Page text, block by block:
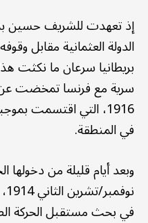
إذ تعهدت للشريف حسين
الدولة العثمانية مقابل
بريطانيا سرعان ما نكثت
سرية مع فرنسا تمخضت عن
1916، التي اقتسمت
في المنطقة.
وبعد أيام قليلة من دخولها
في بحث مستقبل الحركة